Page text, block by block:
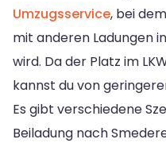
Umzugsservice, bei
mit anderen Ladungen
wird. Da der Platz im
kannst du von
Es gibt verschiedene
Beiladung nach